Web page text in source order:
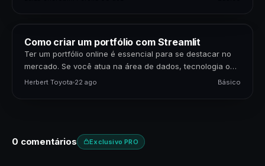
Como criar um portfólio com Streamlit
Ter um portfólio online é essencial para se destacar no
mercado. Se você atua na área de dados, tecnologia ou
negócios, apresentar seus projetos…
Herbert Toyota 22 ago Básico
0 comentários Exclusivo PRO